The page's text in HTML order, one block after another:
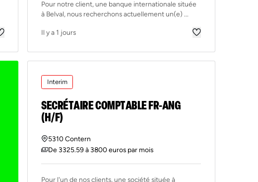
Pour notre client, une banque internationale située
à Belval, nous recherchons actuellement un(e) ...
Il y a 1 jours
Interim
SECRÉTAIRE COMPTABLE FR-ANG
(H/F)
5310 Contern
De 3325.59 à 3800 euros par mois
Pour l'un de nos clients, une société située à